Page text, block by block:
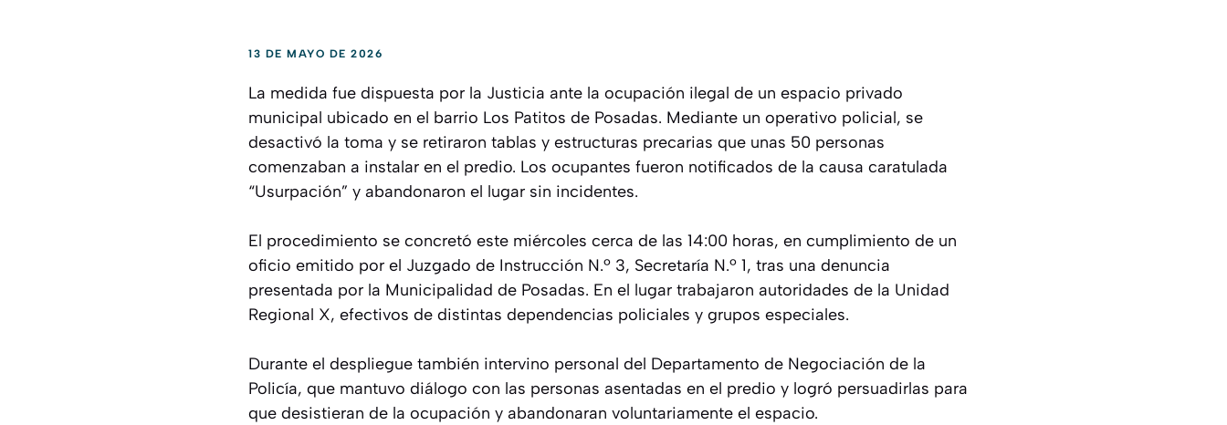
13 DE MAYO DE 2026
La medida fue dispuesta por la Justicia ante la ocupación ilegal de un espacio privado
municipal ubicado en el barrio Los Patitos de Posadas. Mediante un operativo policial, se
desactivó la toma y se retiraron tablas y estructuras precarias que unas 50 personas
comenzaban a instalar en el predio. Los ocupantes fueron notificados de la causa caratulada
“Usurpación” y abandonaron el lugar sin incidentes.
El procedimiento se concretó este miércoles cerca de las 14:00 horas, en cumplimiento de un
oficio emitido por el Juzgado de Instrucción N.º 3, Secretaría N.º 1, tras una denuncia
presentada por la Municipalidad de Posadas. En el lugar trabajaron autoridades de la Unidad
Regional X, efectivos de distintas dependencias policiales y grupos especiales.
Durante el despliegue también intervino personal del Departamento de Negociación de la
Policía, que mantuvo diálogo con las personas asentadas en el predio y logró persuadirlas para
que desistieran de la ocupación y abandonaran voluntariamente el espacio.